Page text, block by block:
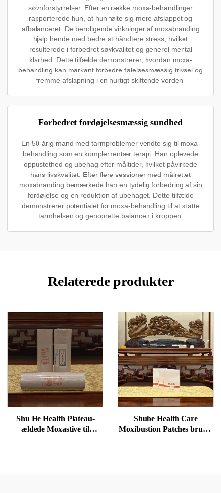
søvnforstyrrelser. Efter en række moxa-behandlinger
rapporterede hun, at hun følte sig mere afslappet og
afbalanceret. De beroligende virkninger af moxabranding
hjalp hende med bedre at håndtere stress, hvilket
resulterede i forbedret søvkvalitet og generel mental
klarhed. Dette tilfælde demonstrerer, hvordan moxa-
behandling kan markant forbedre følelsesmæssig trivsel og
fremme afslapning i en hurtigt skiftende verden.
Forbedret fordøjelsesmæssig sundhed
En 50-årig mand med tarmproblemer vendte sig til moxa-
behandling som en komplementær terapi. Han oplevede
oppustethed og ubehag efter måltider, hvilket påvirkede
hans livskvalitet. Efter flere sessioner med målrettet
moxabranding bemærkede han en tydelig forbedring af sin
fordøjelse og en reduktion af ubehaget. Dette tilfælde
demonstrerer potentialet for moxa-behandling til at støtte
tarmhelsen og genoprette balancen i kroppen.
Relaterede produkter
Shu He Health Plateau-
ældede Moxastive til
Shuhe Health Care
Moxibustion Patches bruges